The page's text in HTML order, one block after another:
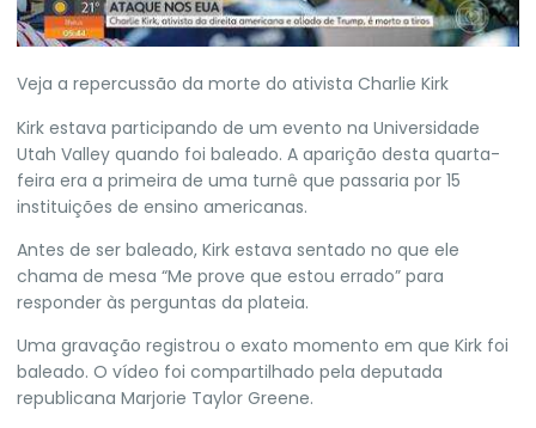
Veja a repercussão da morte do ativista Charlie Kirk
Kirk estava participando de um evento na Universidade
Utah Valley quando foi baleado. A aparição desta quarta-
feira era a primeira de uma turnê que passaria por 15
instituições de ensino americanas.
Antes de ser baleado, Kirk estava sentado no que ele
chama de mesa “Me prove que estou errado” para
responder às perguntas da plateia.
Uma gravação registrou o exato momento em que Kirk foi
baleado. O vídeo foi compartilhado pela deputada
republicana Marjorie Taylor Greene.